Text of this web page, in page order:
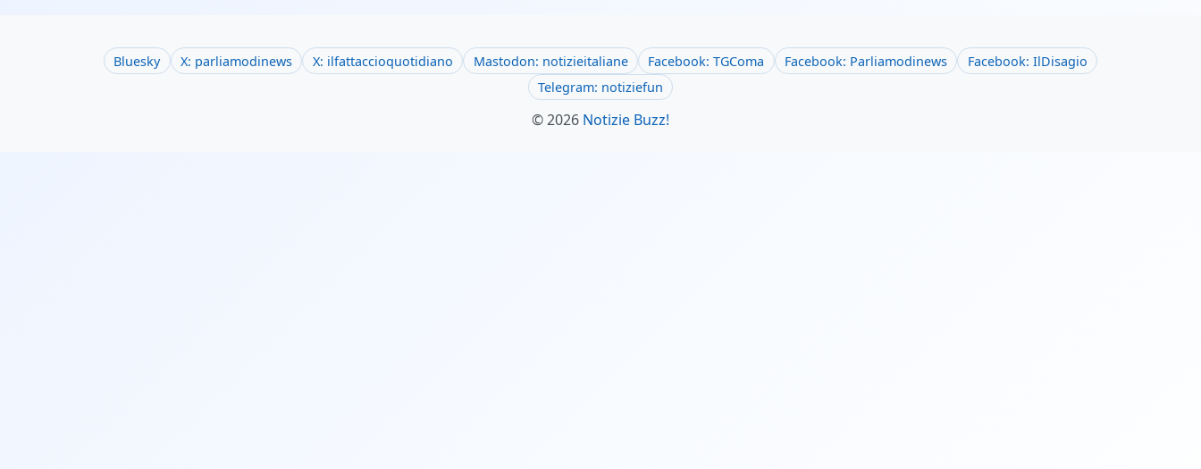
Bluesky X: parliamodinews X: ilfattaccioquotidiano Mastodon: notizieitaliane Facebook: TGComa Facebook: Parliamodinews
Facebook: IlDisagio
Telegram: notiziefun
© 2026 Notizie Buzz!